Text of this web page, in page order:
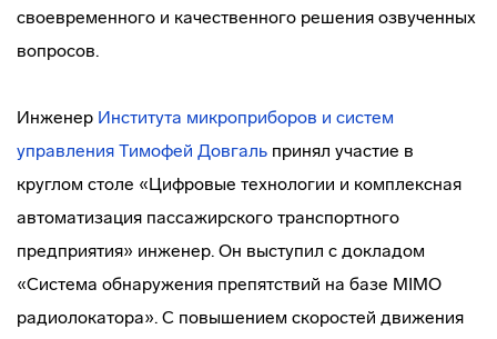
своевременного и качественного решения озвученных
вопросов.
Инженер Института микроприборов и систем
управления Тимофей Довгаль принял участие в
круглом столе «Цифровые технологии и комплексная
автоматизация пассажирского транспортного
предприятия» инженер. Он выступил с докладом
«Система обнаружения препятствий на базе MIMO
радиолокатора». С повышением скоростей движения